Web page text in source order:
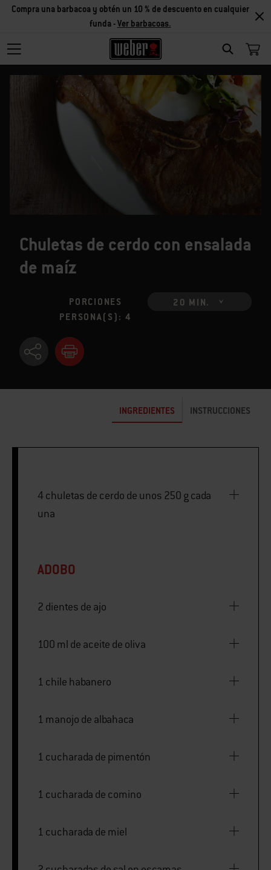
SEARCH
Compra una barbacoa y obtén un 10 % de descuento en cualquier
funda -Ver barbacoas.
Chuletas de cerdo con ensalada
de maíz
PORCIONES
PERSONA(S): 4
20 MIN.
INGREDIENTES INSTRUCCIONES
4 chuletas de cerdo de unos 250 g cada
una
ADOBO
2 dientes de ajo
100 ml de aceite de oliva
1 chile habanero
1 manojo de albahaca
1 cucharada de pimentón
1 cucharada de comino
1 cucharada de miel